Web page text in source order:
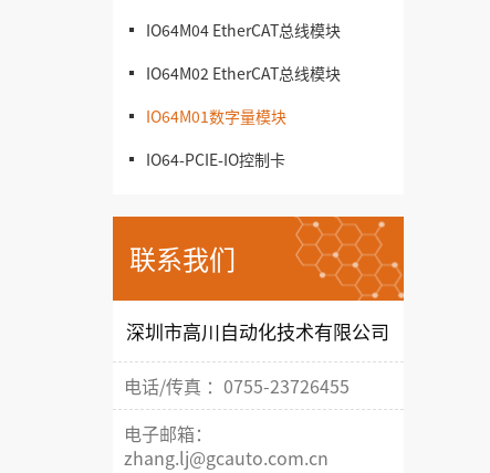
IO64M04 EtherCAT总线模块
IO64M02 EtherCAT总线模块
IO64M01数字量模块
IO64-PCIE-IO控制卡
联系我们
深圳市高川自动化技术有限公司
电话/传真 ：0755-23726455
电子邮箱：
zhang.lj@gcauto.com.cn